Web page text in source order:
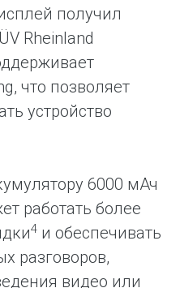
получил
Rheinland
что позволяет
устройство
6000 мАч
работать более
4 и обеспечивать
разговоров,
видео или